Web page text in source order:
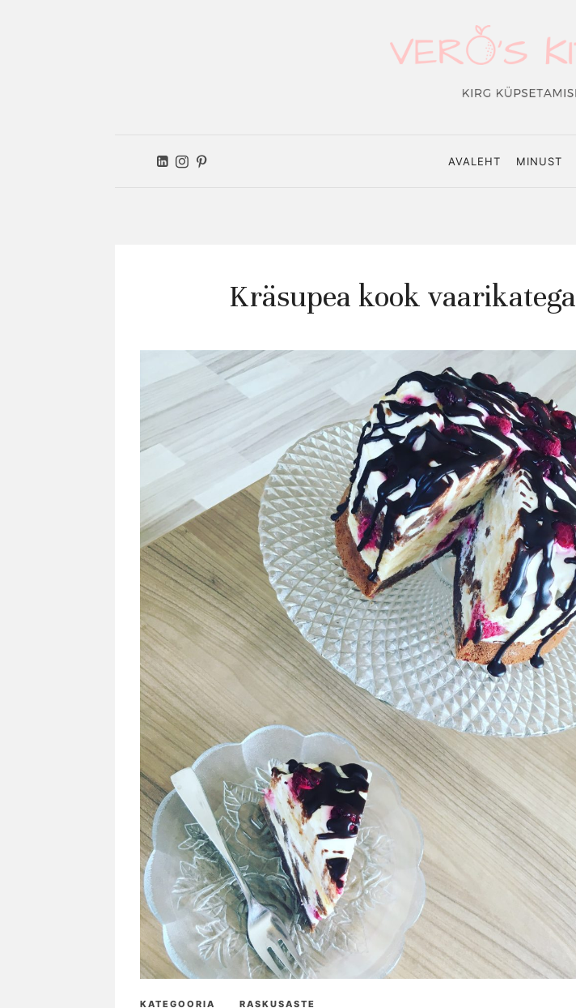
Vero's
kitchen
AVALEHT MINUST
Kräsupea kook vaarikatega
KATEGOORIA RASKUSASTE